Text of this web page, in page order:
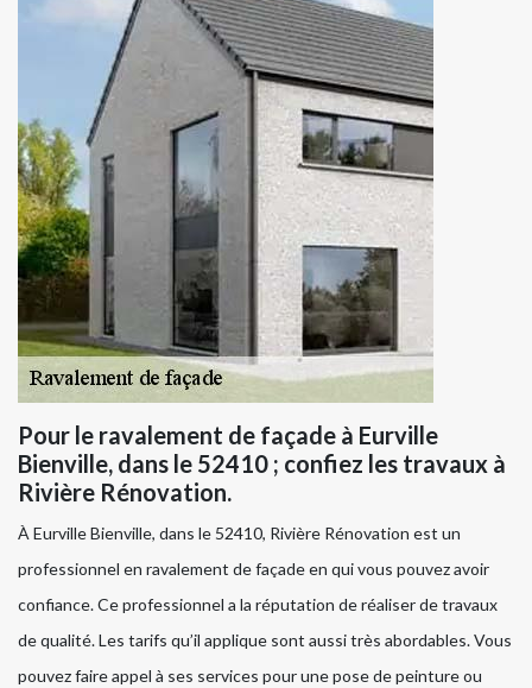
Pour le ravalement de façade à Eurville
Bienville, dans le 52410 ; confiez les travaux à
Rivière Rénovation.
À Eurville Bienville, dans le 52410, Rivière Rénovation est un
professionnel en ravalement de façade en qui vous pouvez avoir
confiance. Ce professionnel a la réputation de réaliser de travaux
de qualité. Les tarifs qu’il applique sont aussi très abordables. Vous
pouvez faire appel à ses services pour une pose de peinture ou